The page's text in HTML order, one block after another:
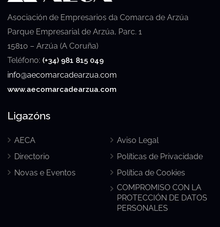
Asociación de Empresarios da Comarca de Arzúa
Parque Empresarial de Arzúa, Parc. 1
15810 – Arzúa (A Coruña)
Teléfono: (+34) 981 815 049
info@aecomarcadearzua.com
www.aecomarcadearzua.com
Ligazóns
AECA
Directorio
Novas e Eventos
Aviso Legal
Políticas de Privacidade
Política de Cookies
COMPROMISO CON LA
PROTECCIÓN DE DATOS
PERSONALES